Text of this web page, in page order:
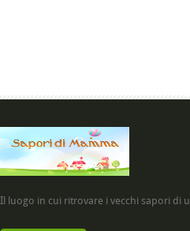
Il luogo in cui ritrovare i vecchi sapori di